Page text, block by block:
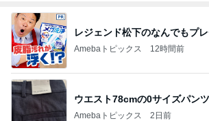
レジェンド松下のなんでもプレ
Amebaトピックス 12時間前
ウエスト78cmの0サイズパンツ
Amebaトピックス 2日前